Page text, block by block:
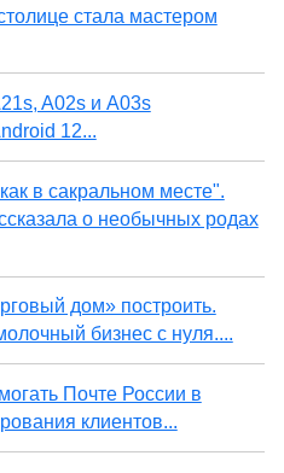
стала мастером
A02s и A03s
12...
в сакральном месте".
о необычных родах
дом» построить.
бизнес с нуля....
Почте России в
клиентов...